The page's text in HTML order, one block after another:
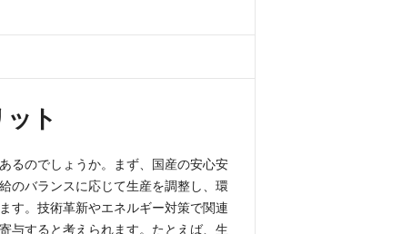
ト
るのでしょうか。まず、国産の安心安
のバランスに応じて生産を調整し、環
す。技術革新やエネルギー対策で関連
与すると考えられます。たとえば、生